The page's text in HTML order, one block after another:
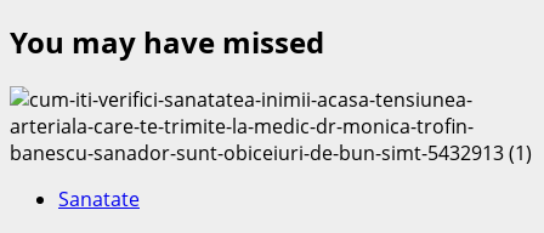
You may have missed
Sanatate